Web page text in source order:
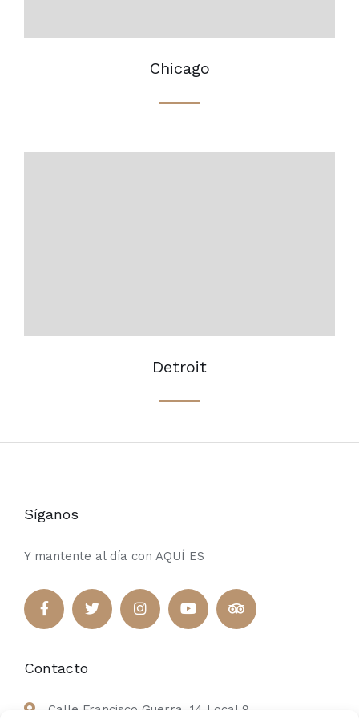
Chicago
Detroit
Síganos
Y mantente al día con AQUÍ ES
Contacto
Calle Francisco Guerra, 14 Local 9